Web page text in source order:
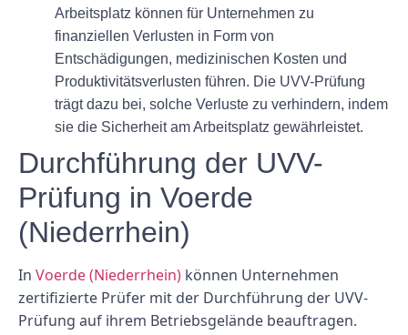
Arbeitsplatz können für Unternehmen zu
finanziellen Verlusten in Form von
Entschädigungen, medizinischen Kosten und
Produktivitätsverlusten führen. Die UVV-Prüfung
trägt dazu bei, solche Verluste zu verhindern, indem
sie die Sicherheit am Arbeitsplatz gewährleistet.
Durchführung der UVV-
Prüfung in Voerde
(Niederrhein)
In Voerde (Niederrhein) können Unternehmen
zertifizierte Prüfer mit der Durchführung der UVV-
Prüfung auf ihrem Betriebsgelände beauftragen.